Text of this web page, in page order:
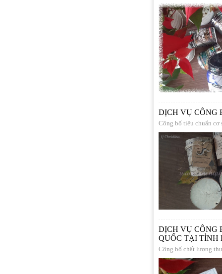
DỊCH VỤ CÔNG
Công bố tiêu chuẩn cơ
DỊCH VỤ CÔNG
QUỐC TẠI TỈNH
Công bố chất lượng